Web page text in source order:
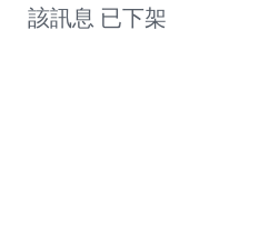
該訊息 已下架